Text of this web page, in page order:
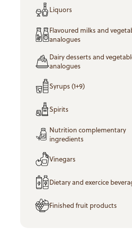
Liquors
Flavoured milks and
analogues
Dairy desserts and
analogues
Syrups (1+9)
Spirits
Nutrition complementary
ingredients
Vinegars
Dietary and exercice
Finished fruit products